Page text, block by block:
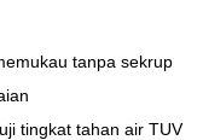
tanpa sekrup
tingkat tahan air TUV